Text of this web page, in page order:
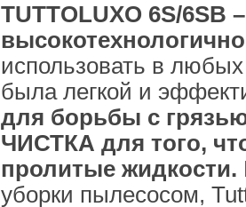
TUTTOLUXO 6S/6SB
использовать в
была легкой и
для борьбы с
ЧИСТКА для того,
пролитые жидкости.
уборки пылесосом,